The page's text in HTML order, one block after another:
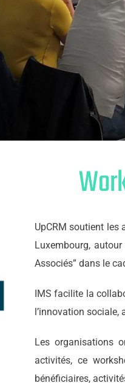
UpCRM soutient les
Luxembourg,
Associés” dans le
IMS facilite la
l’innovation sociale,
Les organisations
activités, ce
bénéficiaires,